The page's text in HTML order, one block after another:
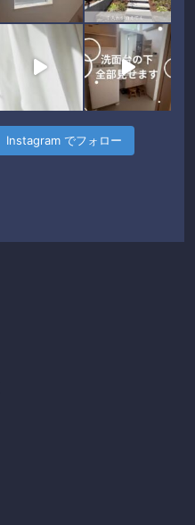
Instagram でフォロー